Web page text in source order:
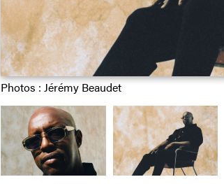
Photos : Jérémy Beaudet